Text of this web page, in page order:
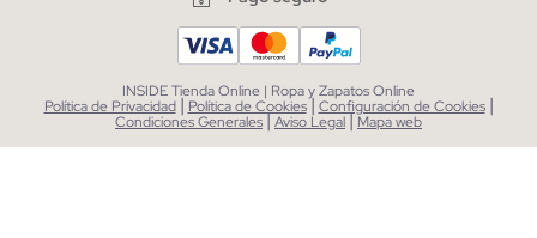
INSIDE Tienda Online | Ropa y Zapatos Online
Política de Privacidad | Política de Cookies| Configuración de Cookies |
Condiciones Generales|Aviso Legal| Mapa web